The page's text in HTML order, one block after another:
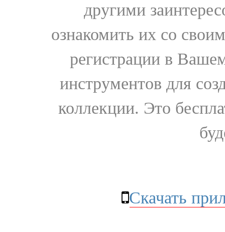
другими
ознакомить их со
регистрации в
инструментов для
коллекции. Это
Скачать